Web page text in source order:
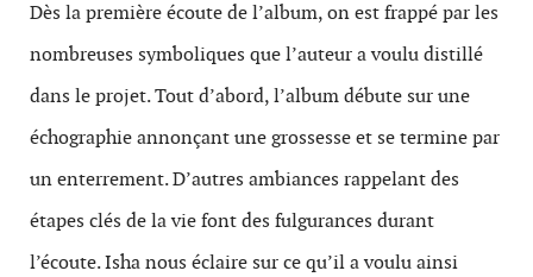
Dès la première écoute de l’album, on est frappé par les
nombreuses symboliques que l’auteur a voulu distillé
dans le projet. Tout d’abord, l’album débute sur une
échographie annonçant une grossesse et se termine par
un enterrement. D’autres ambiances rappelant des
étapes clés de la vie font des fulgurances durant
l’écoute. Isha nous éclaire sur ce qu’il a voulu ainsi